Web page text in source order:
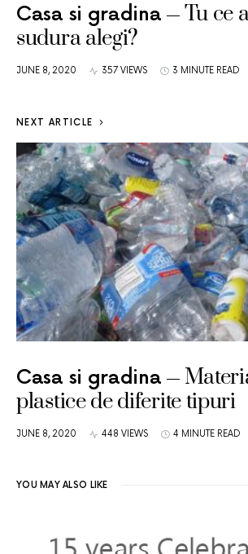
Casa si gradina
Tu ce
sudura alegi?
JUNE 8, 2020 357 VIEWS 3 MINUTE READ
NEXT ARTICLE
Casa si gradina
plastice de diferite tipuri
JUNE 8, 2020 448 VIEWS 4 MINUTE READ
YOU MAY ALSO LIKE